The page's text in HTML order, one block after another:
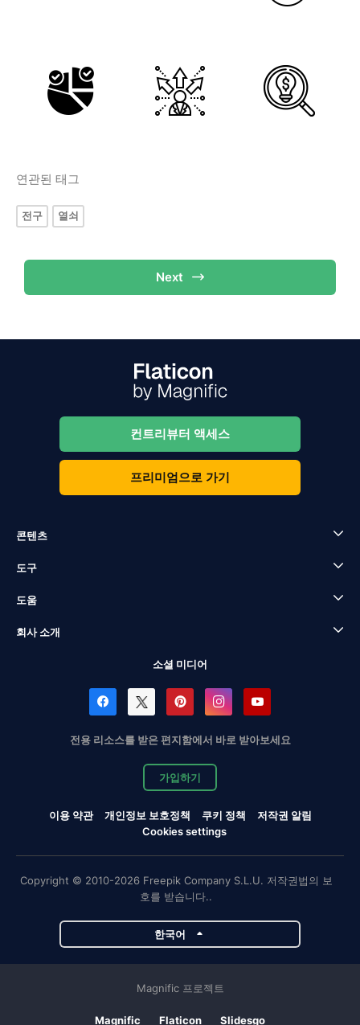
연관된 태그
전구 열쇠
Next
컨트리뷰터 액세스
프리미엄으로 가기
콘텐츠
도구
도움
회사 소개
소셜 미디어
전용 리소스를 받은 편지함에서 바로 받아보세요
가입하기
이용 약관 개인정보 보호정책 쿠키 정책
저작권 알림
Cookies settings
Copyright © 2010-2026 Freepik Company S.L.U. 저작권법의 보
호를 받습니다..
한국어
Magnific 프로젝트
Magnific Flaticon Slidesgo